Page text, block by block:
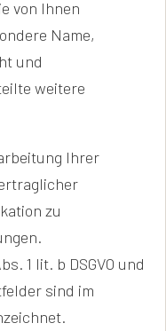
von Ihnen
Name,
und
weitere
Ihrer
zu
1 lit. b DSGVO und
sind im